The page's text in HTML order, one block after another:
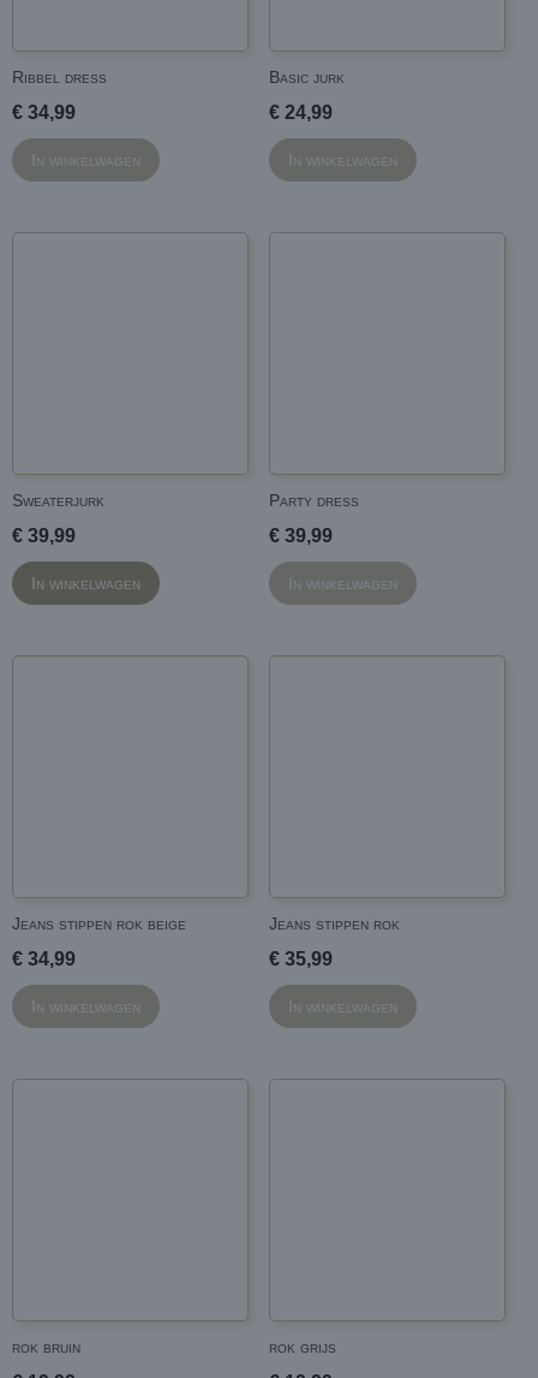
Ribbel dress
€ 34,99
In winkelwagen
Basic jurk
€ 24,99
In winkelwagen
Sweaterjurk
€ 39,99
In winkelwagen
Party dress
€ 39,99
In winkelwagen
Jeans stippen rok beige
€ 34,99
In winkelwagen
Jeans stippen rok
€ 35,99
In winkelwagen
rok bruin rok grijs